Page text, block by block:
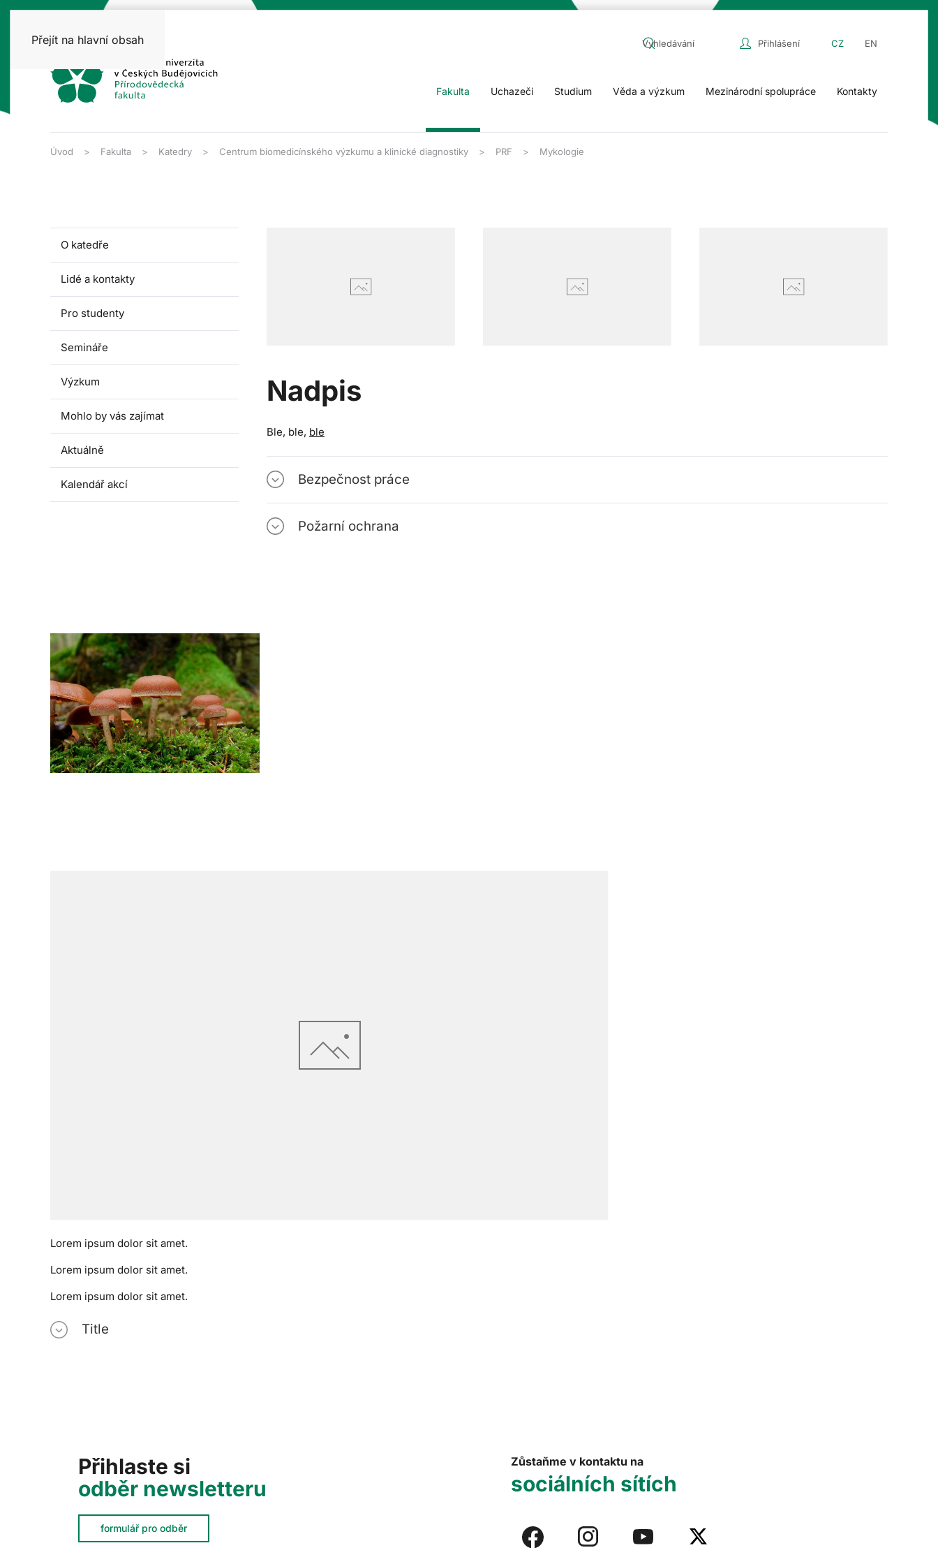
Přejít na hlavní obsah Přihlášení CZ EN
Fakulta Uchazeči Studium Věda a výzkum Mezinárodní spolupráce Kontakty
Úvod Fakulta Katedry Centrum biomedicínského výzkumu a klinické diagnostiky PRF Mykologie
O katedře
Lidé a kontakty
Pro studenty
Semináře
Výzkum
Mohlo by vás zajímat
Aktuálně
Kalendář akcí
Nadpis
Ble, ble, ble
Bezpečnost práce
Požarní ochrana
Lorem ipsum dolor sit amet.
Lorem ipsum dolor sit amet.
Lorem ipsum dolor sit amet.
Title
Přihlaste si
odběr newsletteru
formulář pro odběr
Zůstaňme v kontaktu na
sociálních sítích